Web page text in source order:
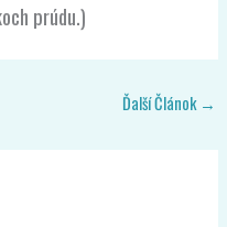
prúdu.)
Ďalší Článok →